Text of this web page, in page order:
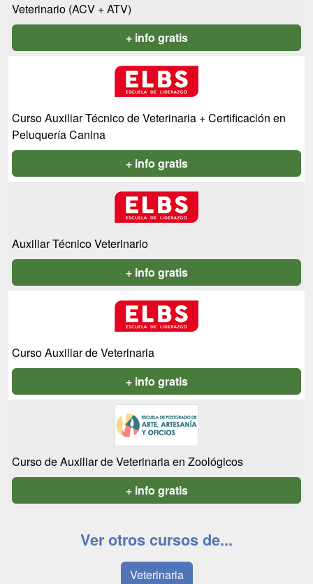
Veterinario (ACV + ATV)
+ info gratis
Curso Auxiliar Técnico de Veterinaria + Certificación en
Peluquería Canina
+ info gratis
Auxiliar Técnico Veterinario
+ info gratis
Curso Auxiliar de Veterinaria
+ info gratis
Curso de Auxiliar de Veterinaria en Zoológicos
+ info gratis
Ver otros cursos de...
Veterinaria